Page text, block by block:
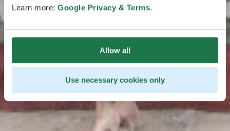
Learn more: Google Privacy & Terms.
Allow all
Use necessary cookies only